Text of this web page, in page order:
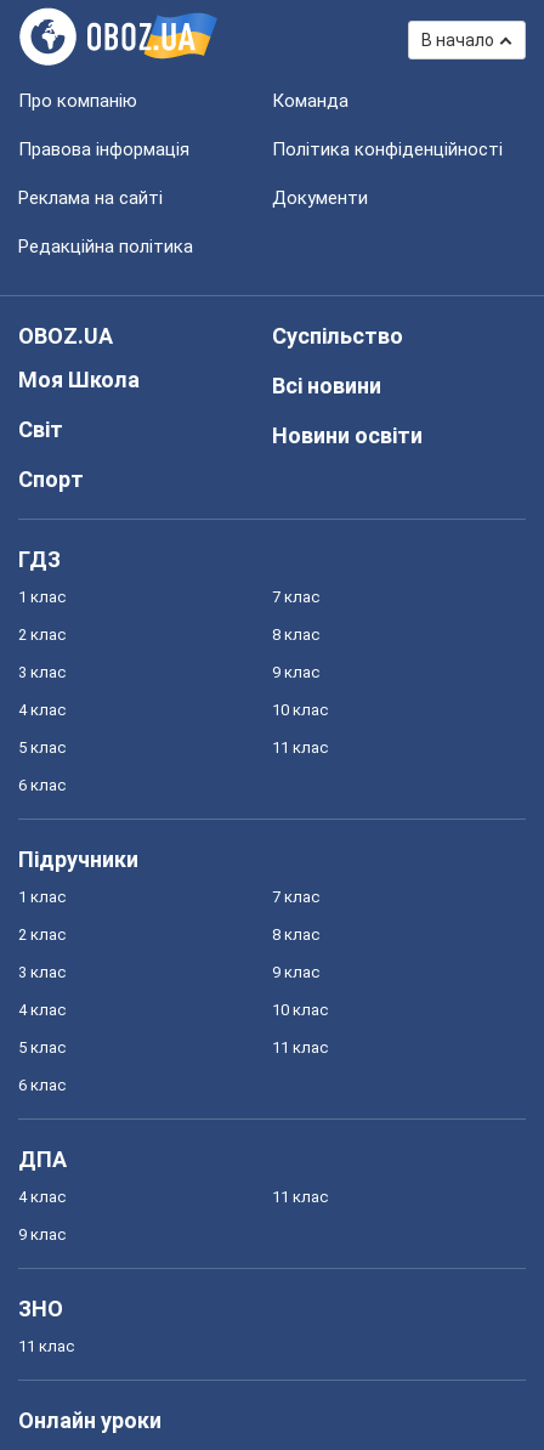
В начало
Про компанію Команда
Правова інформація Політика конфіденційності
Реклама на сайті Документи
Редакційна політика
OBOZ.UA
Моя Школа
Світ
Спорт
Суспільство
Всі новини
Новини освіти
ГДЗ
1 клас
2 клас
3 клас
4 клас
5 клас
6 клас
7 клас
8 клас
9 клас
10 клас
11 клас
Підручники
1 клас
2 клас
3 клас
4 клас
5 клас
6 клас
7 клас
8 клас
9 клас
10 клас
11 клас
ДПА
4 клас
9 клас
11 клас
ЗНО
11 клас
Онлайн уроки